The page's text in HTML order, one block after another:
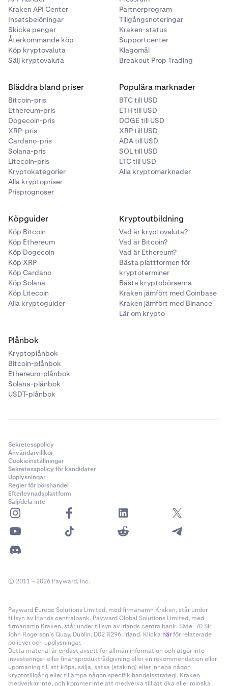
• AUD
• CAD
• JPY
• CHF
• BTC
• ETH
• XRP
• LTC
• DOGE
• XLM
• USDT
• ADA
• XTZ
• ATOM
• LINK
• DAI
• PAXG
• USDC
• AAVE
• MANA
• MATIC
• SOL
• FTM
• RUNE
• NEAR
• STX
•
•
• Base Currency för det par som handlas, om detinte
är en collateral currency
Om förlusten är större än ditt saldo av collateral
currencies, kommer andra medel på ditt konto att tas vid
behov.
Belopp
För att helt stänga en öppen spot position på margin,
ange samma belopp som den öppnande ordern. Om du
utför en order för en stängningstransaktion för större
volym än din spot position på margin, kommer du
Funktionen 'Noll volym'
För att stänga hela volymen av alla öppna positioner för
ett specifikt par kan du ange '0' som belopp för en
stängningstransaktionsorder. Detta kan vara
användbart för att stänga alla öppna spot positioner på
margin för ett specifikt par med en order, för att stänga
spot positioner för en specifik marknad under perioder
av volatilitet när positionens storlek ändras ofta, eller för
att stänga små återstående volymer av öppna spot
Kraken API Center
Insatsbelöningar
Skicka pengar
Återkommande köp
Köp kryptovaluta
Sälj kryptovaluta
Partnerprogram
Tillgångsnoteringar
Kraken-status
Supportcenter
Klagomål
Breakout Prop Trading
Bläddra bland priser
Bitcoin-pris
Ethereum-pris
Dogecoin-pris
XRP-pris
Cardano-pris
Solana-pris
Litecoin-pris
Kryptokategorier
Alla kryptopriser
Prisprognoser
Populära marknader
BTC till USD
ETH till USD
DOGE till USD
XRP till USD
ADA till USD
SOL till USD
LTC till USD
Alla kryptomarknader
Köpguider
Köp Bitcoin
Köp Ethereum
Köp Dogecoin
Köp XRP
Köp Cardano
Köp Solana
Köp Litecoin
Alla kryptoguider
Kryptoutbildning
Vad är kryptovaluta?
Vad är Bitcoin?
Vad är Ethereum?
Bästa plattformen för
kryptoterminer
Bästa kryptobörserna
Kraken jämfört med Coinbase
Kraken jämfört med Binance
Lär om krypto
Plånbok
Kryptoplånbok
Bitcoin-plånbok
Ethereum-plånbok
Solana-plånbok
USDT-plånbok
Sekretesspolicy
Användarvillkor
Cookieinställningar
Sekretesspolicy för kandidater
Upplysningar
Regler för börshandel
Efterlevnadsplattform
Sälj/dela inte
© 2011 – 2026 Payward, Inc.
Payward Europe Solutions Limited, med firmanamn Kraken, står under
tillsyn av Irlands centralbank. Payward Global Solutions Limited, med
firmanamn Kraken, står under tillsyn av Irlands centralbank. Säte: 70 Sir
John Rogerson’s Quay, Dublin, D02 R296, Irland. Klicka härför relaterade
policyer och upplysningar.
Detta material är endast avsett för allmän information och utgör inte
investerings- eller finansproduktrådgivning eller en rekommendation eller
uppmaning till att köpa, sälja, satsa (staking) eller inneha någon
kryptotillgång eller tillämpa någon specifik handelsstrategi. Kraken
medverkar inte, och kommer inte att medverka till att öka eller minska